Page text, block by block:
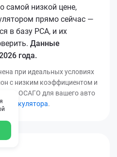
самой низкой цене,
прямо сейчас —
в базу РСА, и их
Данные
года.
при идеальных условиях
с низким коэффициентом и
ОСАГО для вашего авто
калькулятора.